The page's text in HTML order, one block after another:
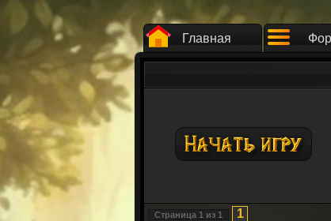
Главная
Страница 1 из 1 1